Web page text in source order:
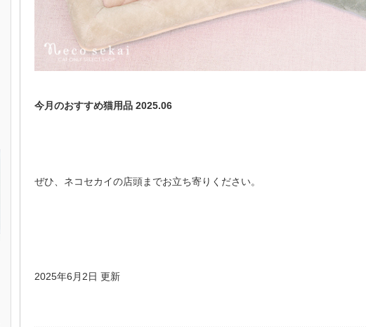
今月のおすすめ猫用品 2025.06
ぜひ、ネコセカイの店頭までお立ち寄りください。
2025年6月2日 更新